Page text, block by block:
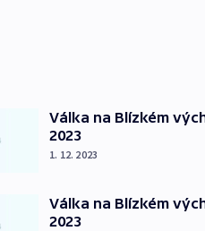
Válka na Blízkém
2023
1. 12. 2023
Válka na Blízkém
2023